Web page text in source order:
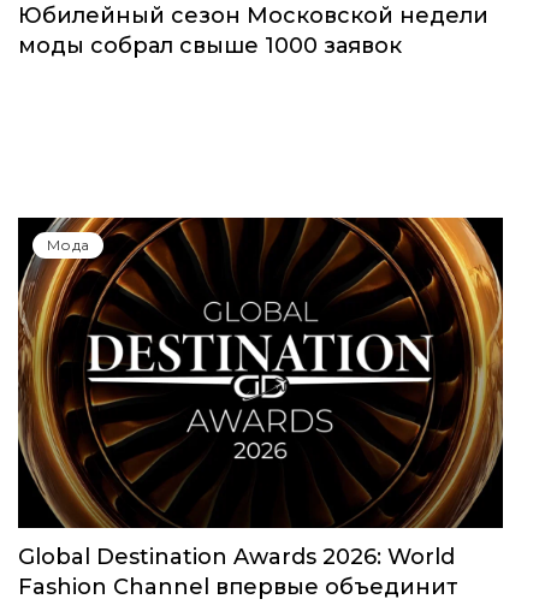
Юбилейный сезон Московской недели
моды собрал свыше 1000 заявок
Мода
Global Destination Awards 2026: World
Fashion Channel впервые объединит